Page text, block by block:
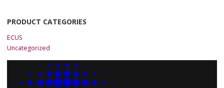
PRODUCT CATEGORIES
ECUS
Uncategorized